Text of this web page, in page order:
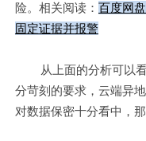
险。相关阅读： 百度网
固定证据并报警
从上面的分析可以看
分苛刻的要求，云端异
对数据保密十分看中，